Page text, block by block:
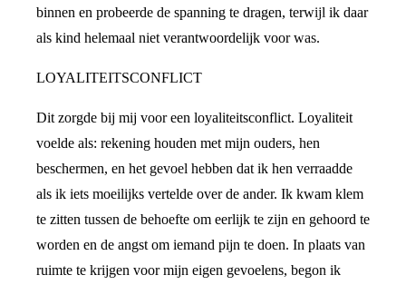
binnen en probeerde de spanning te dragen, terwijl ik daar
als kind helemaal niet verantwoordelijk voor was.
LOYALITEITSCONFLICT
Dit zorgde bij mij voor een loyaliteitsconflict. Loyaliteit
voelde als: rekening houden met mijn ouders, hen
beschermen, en het gevoel hebben dat ik hen verraadde
als ik iets moeilijks vertelde over de ander. Ik kwam klem
te zitten tussen de behoefte om eerlijk te zijn en gehoord te
worden en de angst om iemand pijn te doen. In plaats van
ruimte te krijgen voor mijn eigen gevoelens, begon ik